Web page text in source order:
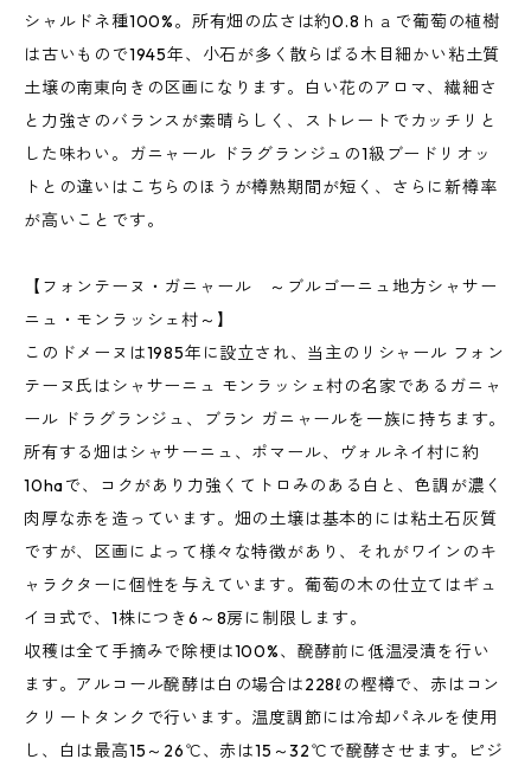
シャルドネ種100%。所有畑の広さは約0.8ｈａで葡萄の植樹
は古いもので1945年、小石が多く散らばる木目細かい粘土質
土壌の南東向きの区画になります。白い花のアロマ、繊細さ
と力強さのバランスが素晴らしく、ストレートでカッチリと
した味わい。ガニャール ドラグランジュの1級ブードリオッ
トとの違いはこちらのほうが樽熟期間が短く、さらに新樽率
が高いことです。
【フォンテーヌ・ガニャール ～ブルゴーニュ地方シャサー
ニュ・モンラッシェ村～】
このドメーヌは1985年に設立され、当主のリシャール フォン
テーヌ氏はシャサーニュ モンラッシェ村の名家であるガニャ
ール ドラグランジュ、ブラン ガニャールを一族に持ちます。
所有する畑はシャサーニュ、ポマール、ヴォルネイ村に約
10haで、コクがあり力強くてトロみのある白と、色調が濃く
肉厚な赤を造っています。畑の土壌は基本的には粘土石灰質
ですが、区画によって様々な特徴があり、それがワインのキ
ャラクターに個性を与えています。葡萄の木の仕立てはギュ
イヨ式で、1株につき6～8房に制限します。
収穫は全て手摘みで除梗は100%、醗酵前に低温浸漬を行い
ます。アルコール醗酵は白の場合は228ℓの樫樽で、赤はコン
クリートタンクで行います。温度調節には冷却パネルを使用
し、白は最高15～26℃、赤は15～32℃で醗酵させます。ピジ